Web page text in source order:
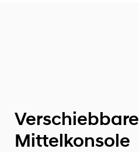
Verschiebbare
Mittelkonsole